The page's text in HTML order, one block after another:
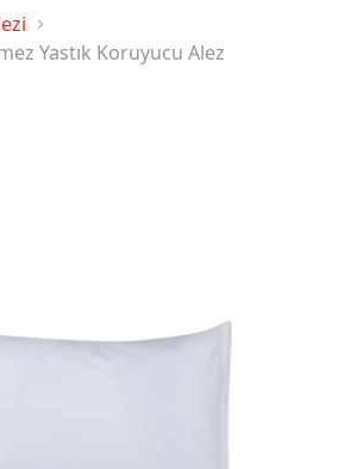
Yastık Koruyucu Alez